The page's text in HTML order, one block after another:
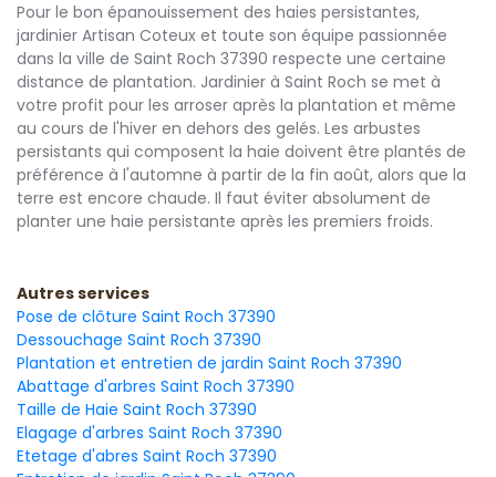
Pour le bon épanouissement des haies persistantes,
jardinier Artisan Coteux et toute son équipe passionnée
dans la ville de Saint Roch 37390 respecte une certaine
distance de plantation. Jardinier à Saint Roch se met à
votre profit pour les arroser après la plantation et même
au cours de l'hiver en dehors des gelés. Les arbustes
persistants qui composent la haie doivent être plantés de
préférence à l'automne à partir de la fin août, alors que la
terre est encore chaude. Il faut éviter absolument de
planter une haie persistante après les premiers froids.
Autres services
Pose de clôture Saint Roch 37390
Dessouchage Saint Roch 37390
Plantation et entretien de jardin Saint Roch 37390
Abattage d'arbres Saint Roch 37390
Taille de Haie Saint Roch 37390
Elagage d'arbres Saint Roch 37390
Etetage d'abres Saint Roch 37390